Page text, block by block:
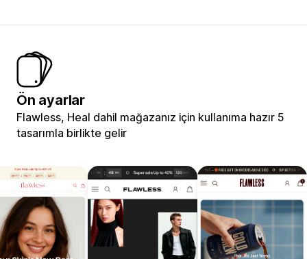
Ön ayarlar
Flawless, Heal dahil mağazanız için kullanıma hazır 5
tasarımla birlikte gelir